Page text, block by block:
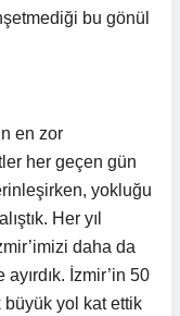
bu gönül
en zor
her geçen gün
yokluğu
Her yıl
daha da
İzmir’in 50
büyük yol kat ettik